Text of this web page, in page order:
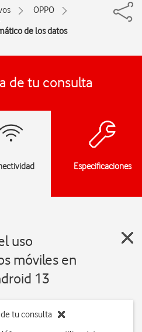
OPPO
de los datos
de tu consulta
Especificaciones
uso
móviles en
13
tu consulta